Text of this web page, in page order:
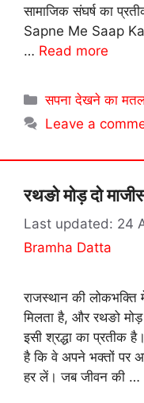
सामाजिक संघर्ष का
Sapne Me Saap
… Read more
Categories
सपना देखने का
Leave a
रथङो मोड़ दो
24
Bramha Datta
राजस्थान की लोकभक्ति
मिलता है, और रथङो
इसी श्रद्धा का प्रतीक
है कि वे अपने भक्तों पर
हर लें। जब जीवन की …